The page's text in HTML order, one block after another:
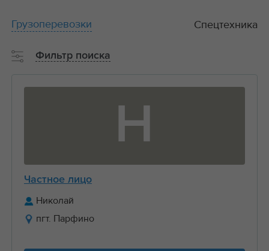
Н
Частное лицо
Николай
пгт. Парфино
Грузоперевозки Спецтехника
Фильтр поиска